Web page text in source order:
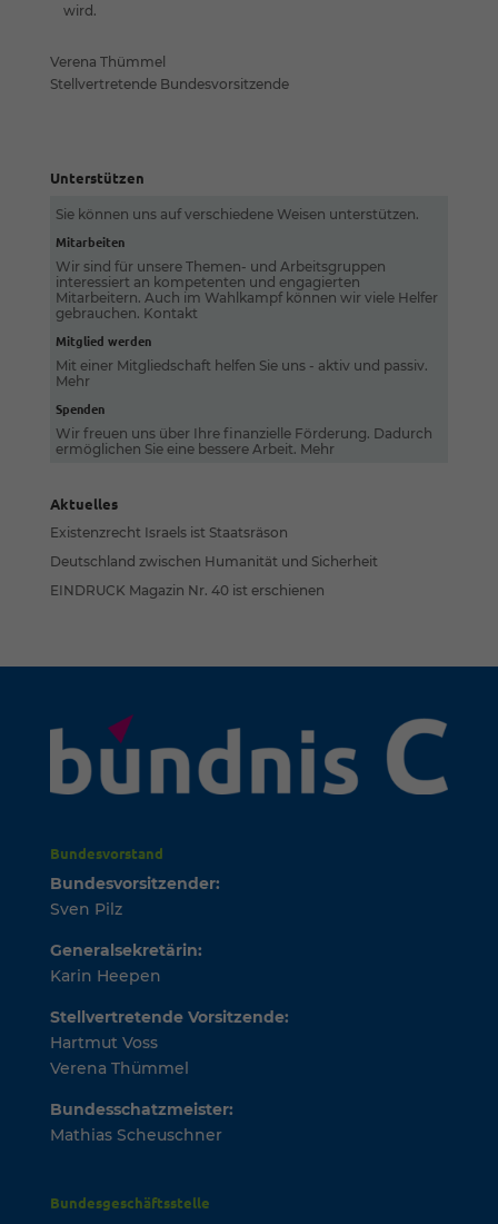
wird.
Verena Thümmel
Stellvertretende Bundesvorsitzende
Unterstützen
Sie können uns auf verschiedene Weisen unterstützen.
Mitarbeiten
Wir sind für unsere Themen- und Arbeitsgruppen
interessiert an kompetenten und engagierten
Mitarbeitern. Auch im Wahlkampf können wir viele Helfer
gebrauchen. Kontakt
Mitglied werden
Mit einer Mitgliedschaft helfen Sie uns - aktiv und passiv.
Mehr
Spenden
Wir freuen uns über Ihre finanzielle Förderung. Dadurch
ermöglichen Sie eine bessere Arbeit. Mehr
Aktuelles
Existenzrecht Israels ist Staatsräson
Deutschland zwischen Humanität und Sicherheit
EINDRUCK Magazin Nr. 40 ist erschienen
Bundesvorstand
Bundesvorsitzender:
Sven Pilz
Generalsekretärin:
Karin Heepen
Stellvertretende Vorsitzende:
Hartmut Voss
Verena Thümmel
Bundesschatzmeister:
Mathias Scheuschner
Bundesgeschäftsstelle